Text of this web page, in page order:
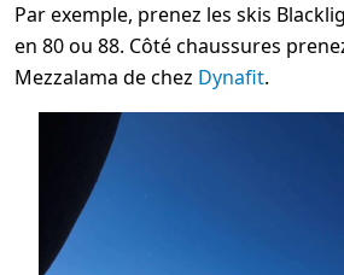
Par exemple, prenez les skis
en 80 ou 88. Côté chaussures
Mezzalama de chez Dynafit.